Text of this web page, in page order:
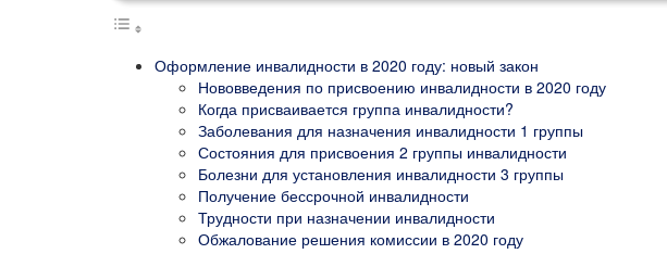
Оформление инвалидности в 2020 году: новый закон
Нововведения по присвоению инвалидности в 2020 году
Когда присваивается группа инвалидности?
Заболевания для назначения инвалидности 1 группы
Состояния для присвоения 2 группы инвалидности
Болезни для установления инвалидности 3 группы
Получение бессрочной инвалидности
Трудности при назначении инвалидности
Обжалование решения комиссии в 2020 году